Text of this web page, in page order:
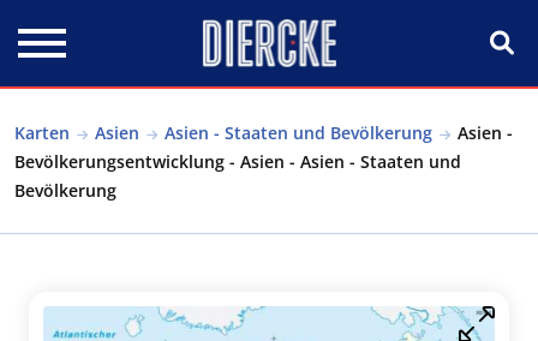
Karten Asien Asien - Staaten und Bevölkerung
Asien -
Bevölkerungsentwicklung - Asien - Asien - Staaten und
Bevölkerung